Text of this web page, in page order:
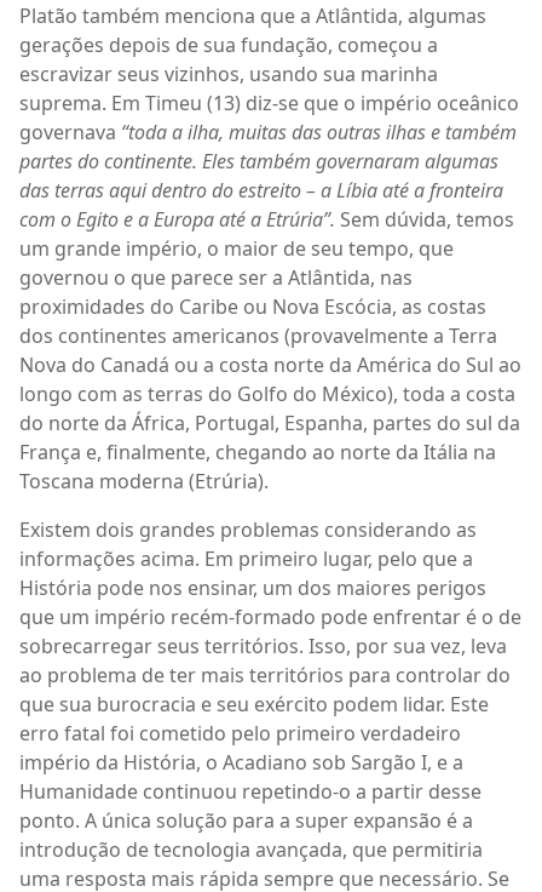
Platão também menciona que a Atlântida, algumas
gerações depois de sua fundação, começou a
escravizar seus vizinhos, usando sua marinha
suprema. Em Timeu (13) diz-se que o império oceânico
governava “toda a ilha, muitas das outras ilhas e também
partes do continente. Eles também governaram algumas
das terras aqui dentro do estreito – a Líbia até a fronteira
com o Egito e a Europa até a Etrúria”. Sem dúvida, temos
um grande império, o maior de seu tempo, que
governou o que parece ser a Atlântida, nas
proximidades do Caribe ou Nova Escócia, as costas
dos continentes americanos (provavelmente a Terra
Nova do Canadá ou a costa norte da América do Sul ao
longo com as terras do Golfo do México), toda a costa
do norte da África, Portugal, Espanha, partes do sul da
França e, finalmente, chegando ao norte da Itália na
Toscana moderna (Etrúria).
Existem dois grandes problemas considerando as
informações acima. Em primeiro lugar, pelo que a
História pode nos ensinar, um dos maiores perigos
que um império recém-formado pode enfrentar é o de
sobrecarregar seus territórios. Isso, por sua vez, leva
ao problema de ter mais territórios para controlar do
que sua burocracia e seu exército podem lidar. Este
erro fatal foi cometido pelo primeiro verdadeiro
império da História, o Acadiano sob Sargão I, e a
Humanidade continuou repetindo-o a partir desse
ponto. A única solução para a super expansão é a
introdução de tecnologia avançada, que permitiria
uma resposta mais rápida sempre que necessário. Se